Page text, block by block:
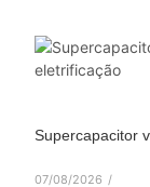
Supercapacitor
07/08/2026 /